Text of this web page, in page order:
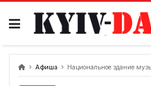
перейти
содержанию
Афиша Национальное здание музыки приглашает на цикл